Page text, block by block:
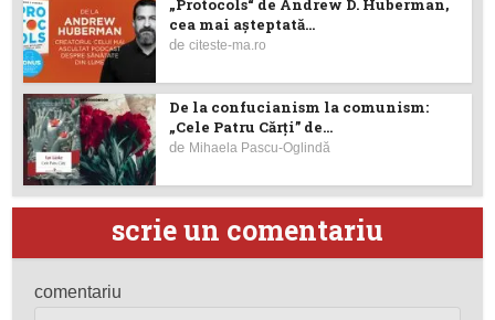
„Protocols“ de Andrew D. Huberman,
cea mai așteptată...
deciteste-ma.ro
De la confucianism la comunism:
„Cele Patru Cărți” de...
de Mihaela Pascu-Oglindă
scrie un comentariu
comentariu